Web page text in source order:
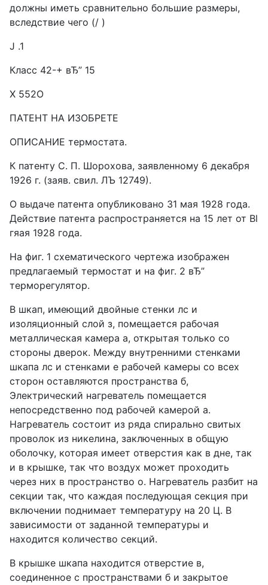
должны иметь сравнительно большие размеры,
вследствие чего (/ )
J .1
Класс 42-+ вЂ” 15
Х 552О
ПАТЕНТ НА ИЗОБРЕТЕ
ОПИСАНИЕ термостата.
К патенту С. П. Шорохова, заявленному 6 декабря
1926 г. (заяв. свил. ЛЪ 12749).
О выдаче патента опубликовано 31 мая 1928 года.
Действие патента распространяется на 15 лет от Bl
гяая 1928 года.
На фиг. 1 схематического чертежа изображен
предлагаемый термостат и на фиг. 2 вЂ”
терморегулятор.
В шкап, имеющий двойные стенки лс и
изоляционный слой з, помещается рабочая
металлическая камера а, открытая только со
стороны дверок. Между внутренними стенками
шкапа лс и стенками е рабочей камеры со всех
сторон оставляются пространства б,
Электрический нагреватель помещается
непосредственно под рабочей камерой а.
Нагреватель состоит из ряда спирально свитых
проволок из никелина, заключенных в общую
оболочку, которая имеет отверстия как в дне, так
и в крышке, так что воздух может проходить
через них в пространство о. Нагреватель разбит на
секции так, что каждая последующая секция при
включении поднимает температуру на 20 Ц. В
зависимости от заданной температуры и
находится количество секций.
В крышке шкапа находится отверстие в,
соединенное с пространствами б и закрытое